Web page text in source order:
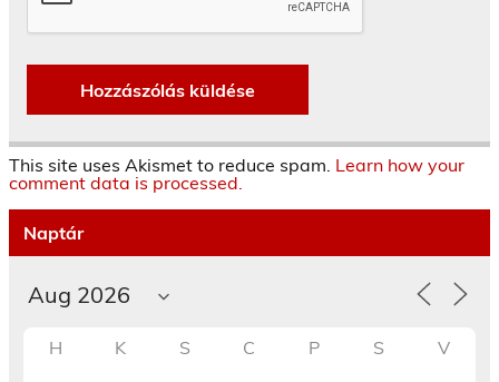
This site uses Akismet to reduce spam. Learn how your
comment data is processed.
Naptár
H K S C P S V